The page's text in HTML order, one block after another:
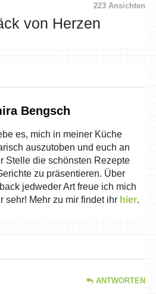
223 Ansichten
von Herzen
Bengsch
es, mich in meiner Küche
auszutoben und euch an
Stelle die schönsten Rezepte
zu präsentieren. Über
jedweder Art freue ich mich
sehr! Mehr zu mir findet ihr hier.
ANTWORTEN